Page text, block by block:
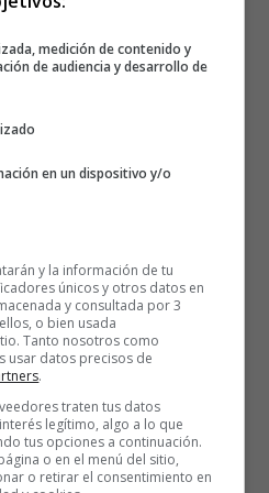
lonchas de jamón,
o pinchos para ensartar los
esuntar las lonchas de
. Puedes utilizar un
sobre el jamón de manera
untado todas las lonchas,
con papel film o platinapara
Luego,mételas en la nevera
medición de contenido y
de audiencia y desarrollo de
en un dispositivo y/o
y la información de tu
únicos y otros datos en
y consultada por 3
o bien usada
Tanto nosotros como
usar datos precisos de
.
traten tus datos
legítimo, algo a lo que
tus opciones a continuación.
o en el menú del sitio,
o retirar el consentimiento en